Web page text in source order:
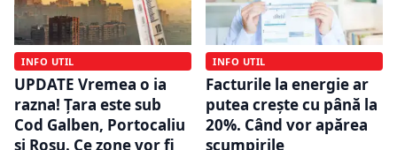
INFO UTIL
UPDATE Vremea o ia
razna! Țara este sub
Cod Galben, Portocaliu
și Roșu. Ce zone vor fi
INFO UTIL
Facturile la energie ar
putea crește cu până la
20%. Când vor apărea
scumpirile